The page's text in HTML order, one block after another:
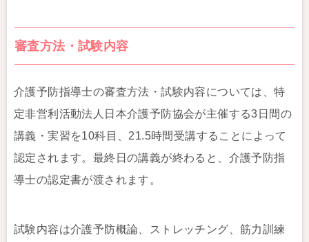
審査方法・試験内容
介護予防指導士の審査方法・試験内容については、特
定非営利活動法人日本介護予防協会が主催する3日間の
講義・実習を10科目、21.5時間受講することによって
認定されます。最終日の講義が終わると、介護予防指
導士の認定書が渡されます。
試験内容は介護予防概論、ストレッチング、筋力訓練